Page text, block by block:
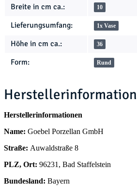
Breite in cm ca.: 10
Lieferungsumfang: 1x Vase
Höhe in cm ca.: 36
Form: Rund
Herstellerinformationen
Name: Goebel Porzellan GmbH
Straße: Auwaldstraße 8
PLZ, Ort: 96231, Bad Staffelstein
Bundesland: Bayern